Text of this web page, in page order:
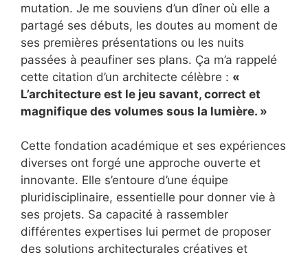
mutation. Je me souviens d’un dîner où elle a
partagé ses débuts, les doutes au moment de
ses premières présentations ou les nuits
passées à peaufiner ses plans. Ça m’a rappelé
cette citation d’un architecte célèbre : «
L’architecture est le jeu savant, correct et
magnifique des volumes sous la lumière. »
Cette fondation académique et ses expériences
diverses ont forgé une approche ouverte et
innovante. Elle s’entoure d’une équipe
pluridisciplinaire, essentielle pour donner vie à
ses projets. Sa capacité à rassembler
différentes expertises lui permet de proposer
des solutions architecturales créatives et